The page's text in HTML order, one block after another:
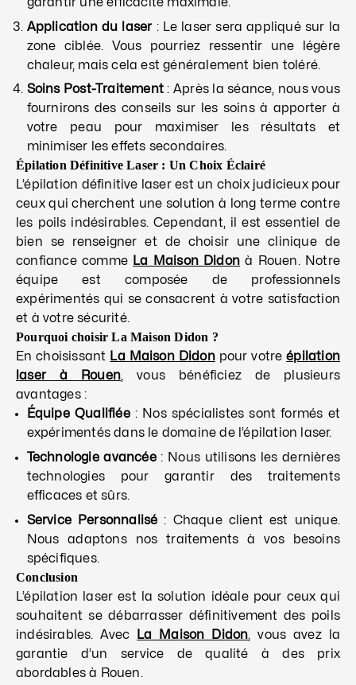
Application du laser: Le laser sera appliqué sur la
zone ciblée. Vous pourriez ressentir une légère
chaleur, mais cela est généralement bien toléré.
Soins Post-Traitement : Après la séance, nous vous
fournirons des conseils sur les soins à apporter à
votre peau pour maximiser les résultats et
minimiser les effets secondaires.
Épilation Définitive Laser : Un Choix Éclairé
L’épilation définitive laser est un choix judicieux pour
ceux qui cherchent une solution à long terme contre
les poils indésirables. Cependant, il est essentiel de
bien se renseigner et de choisir une clinique de
confiance comme La Maison Didon à Rouen. Notre
équipe est composée de professionnels
expérimentés qui se consacrent à votre satisfaction
et à votre sécurité.
Pourquoi choisir La Maison Didon ?
En choisissant La Maison Didonpour votreépilation
laser à Rouen, vous bénéficiez de plusieurs
avantages :
Équipe Qualifiée: Nos spécialistes sont formés et
expérimentés dans le domaine de l’épilation laser.
Technologie avancée: Nous utilisons les dernières
technologies pour garantir des traitements
efficaces et sûrs.
Service Personnalisé : Chaque client est unique.
Nous adaptons nos traitements à vos besoins
spécifiques.
Conclusion
L’épilation laser est la solution idéale pour ceux qui
souhaitent se débarrasser définitivement des poils
indésirables. Avec
La Maison Didon, vous avez la
garantie d’un service de qualité à des prix
abordables à Rouen.